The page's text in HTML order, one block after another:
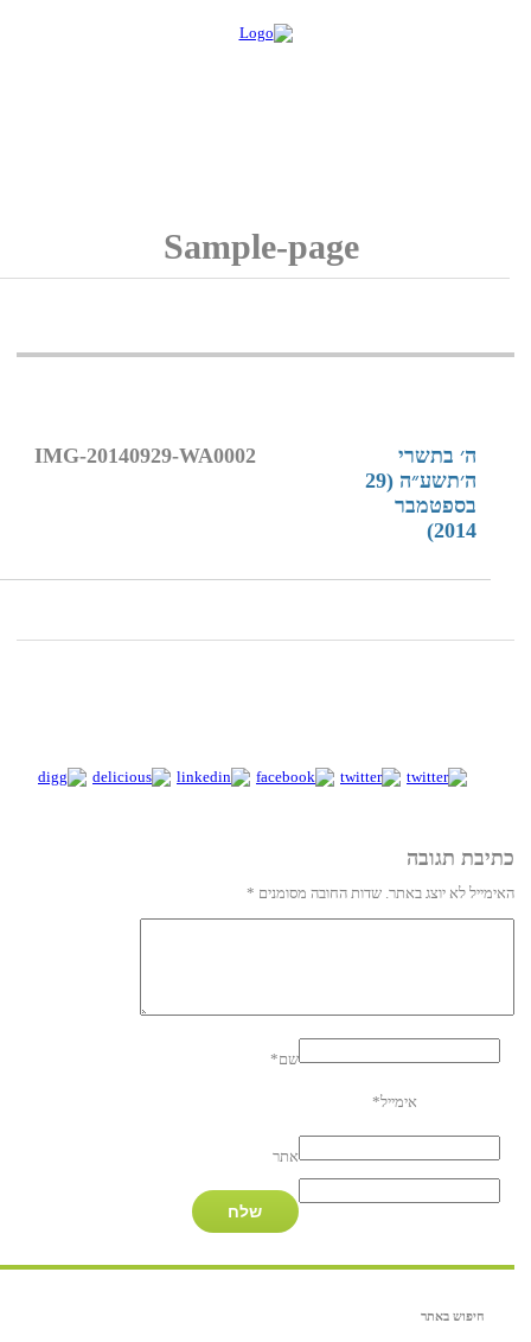
Sample-page
ה׳ בתשרי
ה׳תשע״ה (29
בספטמבר
IMG-20140929-WA0002
תגובה
לא יוצג באתר. שדות החובה מסומנים*
שם*
*
אתר
חיפוש באתר